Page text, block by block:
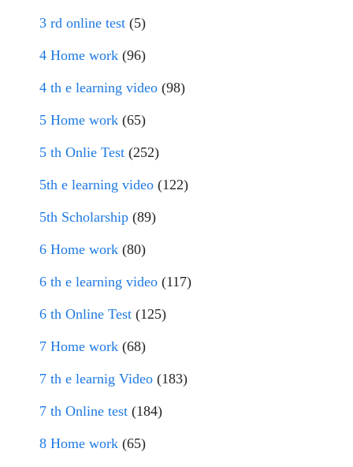
3 rd online test (5)
4 Home work (96)
4 th e learning video (98)
5 Home work (65)
5 th Onlie Test (252)
5th e learning video (122)
5th Scholarship (89)
6 Home work (80)
6 th e learning video (117)
6 th Online Test (125)
7 Home work (68)
7 th e learnig Video (183)
7 th Online test (184)
8 Home work (65)